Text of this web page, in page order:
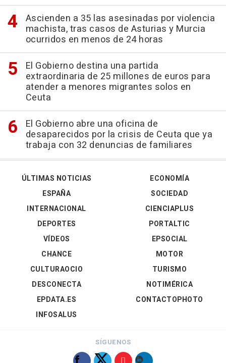
Ascienden a 35 las asesinadas por violencia
machista, tras casos de Asturias y Murcia
ocurridos en menos de 24 horas
El Gobierno destina una partida
extraordinaria de 25 millones de euros para
atender a menores migrantes solos en
Ceuta
El Gobierno abre una oficina de
desaparecidos por la crisis de Ceuta que ya
trabaja con 32 denuncias de familiares
ÚLTIMAS NOTICIAS
ESPAÑA
INTERNACIONAL
DEPORTES
VÍDEOS
ECONOMÍA
SOCIEDAD
CIENCIAPLUS
PORTALTIC
EPSOCIAL
CHANCE
CULTURAOCIO
DESCONECTA
EPDATA.ES
INFOSALUS
MOTOR
TURISMO
NOTIMÉRICA
CONTACTOPHOTO
SÍGUENOS